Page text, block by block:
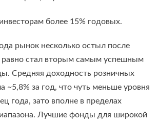
более 15% годовых.
рынок несколько остыл после
равно стал вторым самым успешным
Средняя доходность розничных
~5,8% за год, что чуть меньше уровня
года, зато вполне в пределах
Лучшие фонды для широкой